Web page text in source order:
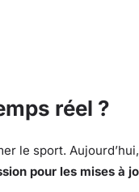
réel ?
le sport.
pour les mises à